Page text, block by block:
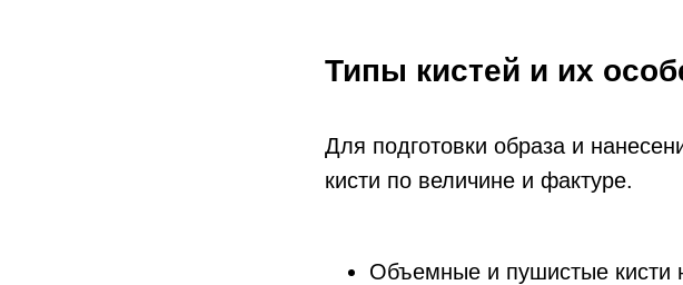
Типы кистей и их
Для подготовки образа и
кисти по величине и фактуре.
Объемные и пушистые кисти